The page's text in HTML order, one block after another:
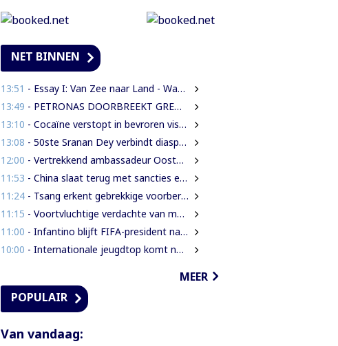
NET BINNEN
13:51 - Essay I: Van Zee naar Land - Wat Suriname zelf moet weten over de Nieuwe Raffinaderij en Gas-to-Shore
13:49 - PETRONAS DOORBREEKT GRENS VAN 1 MILJARD VATEN IN BLOK 52 | WAT BETEKENT DEZE MIJLPAAL VOOR DE SURINAAMSE ECONOMIE?
13:10 - Cocaïne verstopt in bevroren vissen ontdekt bij douanecontrole
13:08 - 50ste Sranan Dey verbindt diaspora, cultuur en ondernemerschap in New York
12:00 - Vertrekkend ambassadeur Oostelbos: ‘De grootste rijkdom van Suriname zijn de mensen’
11:53 - China slaat terug met sancties en strengere exportregels in handelsconflict met VS
11:24- Tsang erkent gebrekkige voorbereiding werkzaamheden Domineestraat
11:15 - Voortvluchtige verdachte van mensenhandel uitgeleverd door Guyana
11:00 - Infantino blijft FIFA-president na crisisoverleg en biedt excuses aan
10:00 - Internationale jeugdtop komt naar Paramaribo voor BAITALI COTECC U14 Tennis Cup
MEER
POPULAIR
Van vandaag: